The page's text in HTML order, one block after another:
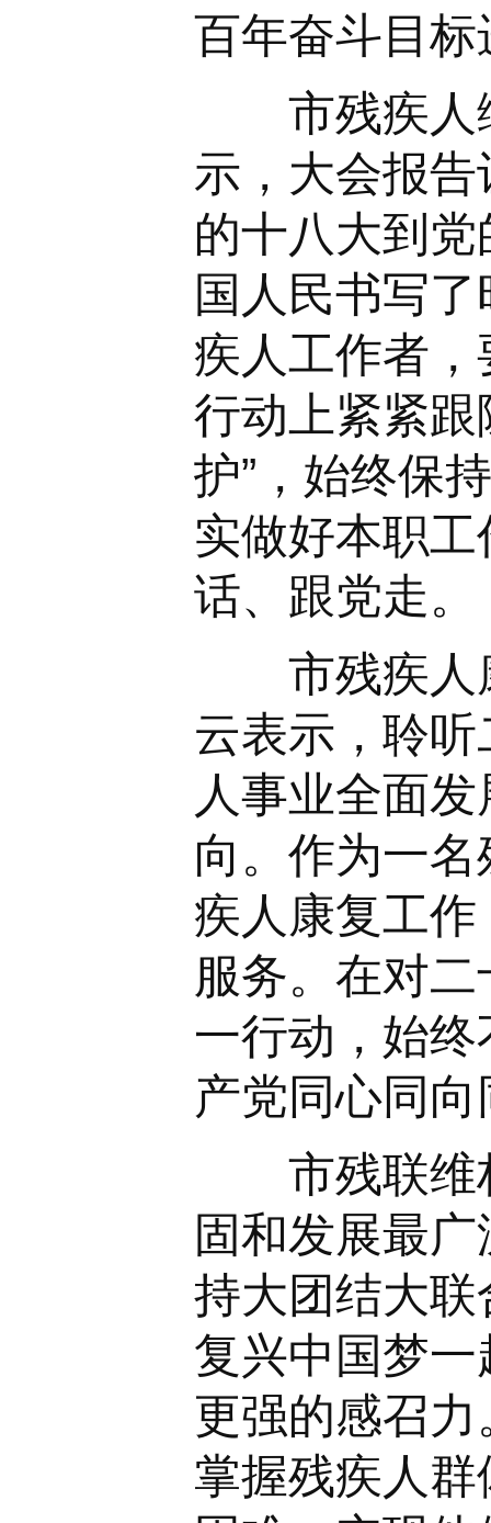
百年奋斗目
市残疾人综
示，大会报
的十八大到
国人民书写
疾人工作者
行动上紧紧跟
护”，始终保
实做好本职
话、跟党走。
市残疾人康
云表示，聆
人事业全面
向。作为一
疾人康复工
服务。在对
一行动，始
产党同心同向
市残联维权
固和发展最
持大团结大
复兴中国梦
更强的感召
掌握残疾人